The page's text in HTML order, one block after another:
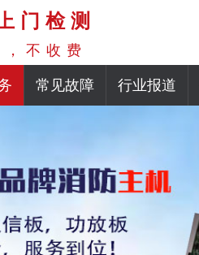
门检测
不收费
常见故障 行业报道